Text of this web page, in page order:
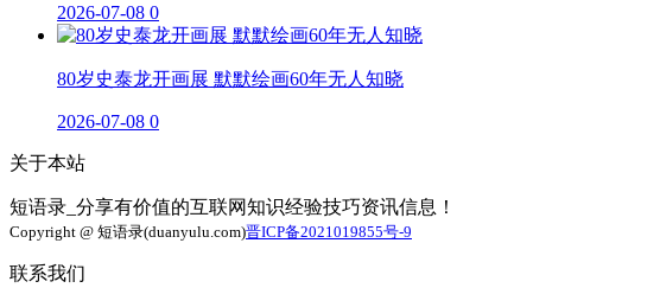
2026-07-08 0
80岁史泰龙开画展 默默绘画60年无人知晓
2026-07-08 0
关于本站
短语录_分享有价值的互联网知识经验技巧资讯信息！
Copyright @ 短语录(duanyulu.com)晋ICP备2021019855号-9
联系我们